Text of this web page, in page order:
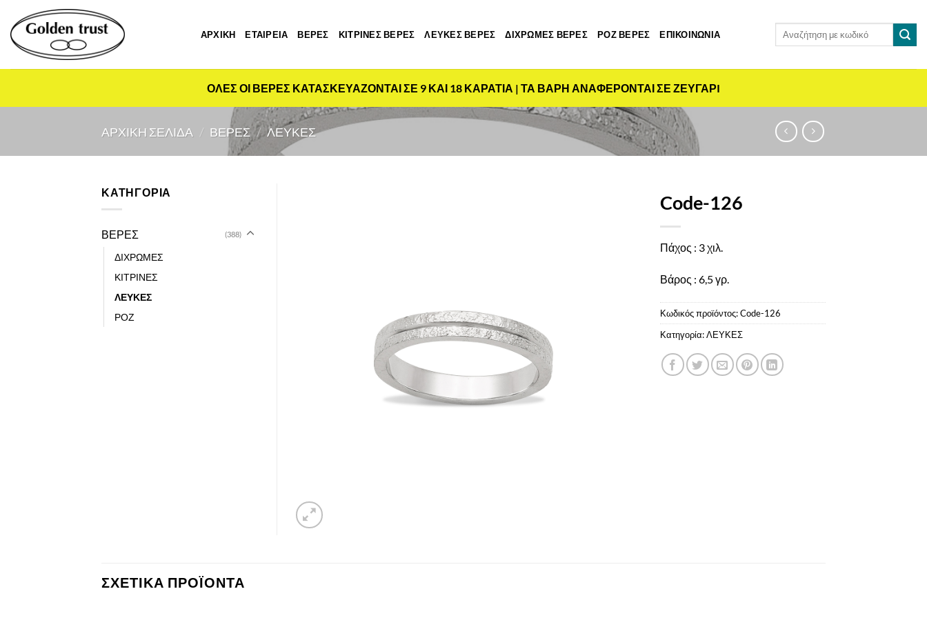
Μετάβαση
στο
περιεχόμενο
ΑΡΧΙΚΗ ΕΤΑΙΡΕΙΑ ΒΕΡΕΣ ΚΙΤΡΙΝΕΣ ΒΕΡΕΣ ΛΕΥΚΕΣ ΒΕΡΕΣ ΔΙΧΡΩΜΕΣ ΒΕΡΕΣ ΡΟΖ ΒΕΡΕΣ ΕΠΙΚΟΙΝΩΝΙΑ
Αναζήτηση
ΟΛΕΣ ΟΙ ΒΕΡΕΣ ΚΑΤΑΣΚΕΥΑΖΟΝΤΑΙ ΣΕ 9 ΚΑΙ 18 ΚΑΡΑΤΙΑ | ΤΑ ΒΑΡΗ ΑΝΑΦΕΡΟΝΤΑΙ ΣΕ ΖΕΥΓΑΡI
ΑΡΧΙΚΉ ΣΕΛΊΔΑ / ΒΕΡΕΣ / ΛΕΥΚΕΣ
Code-126
Πάχος : 3 χιλ.
Βάρος : 6,5 γρ.
Κωδικός προϊόντος:Code-126
Κατηγορία:ΛΕΥΚΕΣ
ΚΑΤΗΓΟΡΙΑ
ΒΕΡΕΣ (388)
ΔΙΧΡΩΜΕΣ
ΚΙΤΡΙΝΕΣ
ΛΕΥΚΕΣ
ΡΟΖ
ΣΧΕΤΙΚΆ ΠΡΟΪΌΝΤΑ